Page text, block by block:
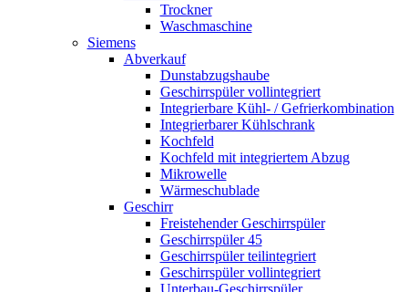
Trockner
Waschmaschine
Siemens
Abverkauf
Dunstabzugshaube
Geschirrspüler vollintegriert
Integrierbare Kühl- / Gefrierkombination
Integrierbarer Kühlschrank
Kochfeld
Kochfeld mit integriertem Abzug
Mikrowelle
Wärmeschublade
Geschirr
Freistehender Geschirrspüler
Geschirrspüler 45
Geschirrspüler teilintegriert
Geschirrspüler vollintegriert
Unterbau-Geschirrspüler